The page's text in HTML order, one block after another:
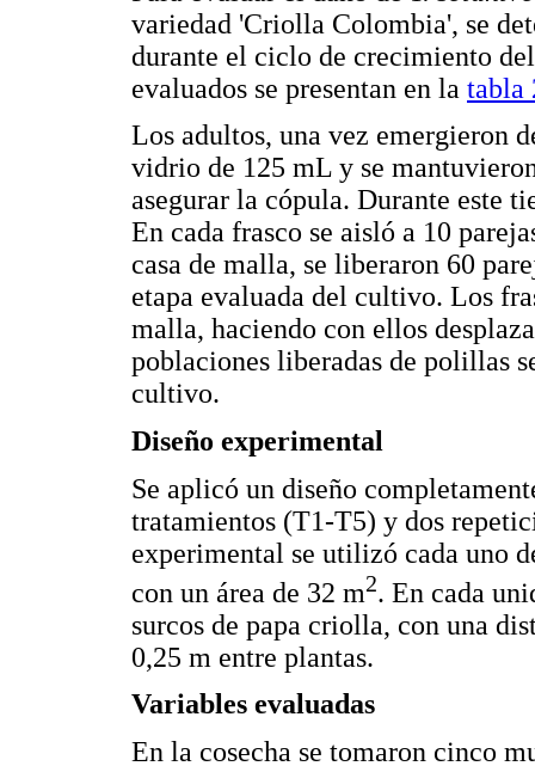
variedad 'Criolla Colombia', se
durante el ciclo de crecimiento
evaluados se presentan en la tabla
Los adultos, una vez emergieron
vidrio de 125 mL y se
asegurar la cópula. Durante este
En cada frasco se aisló a 10
casa de malla, se liberaron 60
etapa evaluada del cultivo. Los
malla, haciendo con ellos
poblaciones liberadas de polillas
cultivo.
Diseño experimental
Se aplicó un diseño
tratamientos (T1-T5) y dos
experimental se utilizó cada uno
con un área de 32 m2. En cada
surcos de papa criolla, con una
0,25 m entre plantas.
Variables evaluadas
En la cosecha se tomaron cinco